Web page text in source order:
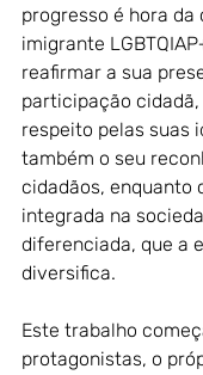
progresso é hora da
imigrante
reafirmar a sua
participação cidadã,
respeito pelas suas
também o seu
cidadãos, enquanto
integrada na
diferenciada, que a
diversifica.
Este trabalho
protagonistas, o